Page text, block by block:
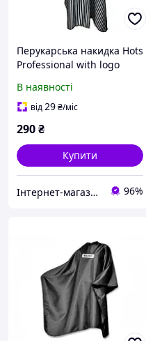
Перукарська накидка Hots
Professional with logo
на резинці та гачках
(HP1065)
В наявності
від29₴/міс
290₴
Купити
Інтернет-магазин "Bi-shop" 96%